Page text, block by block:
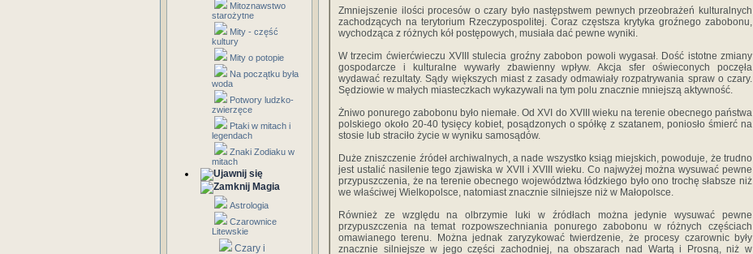
Mitoznawstwo
starożytne
Mity - część
kultury
Mity o potopie
Na początku była
woda
Potwory ludzko-
zwierzęce
Ptaki w mitach i
legendach
Znaki Zodiaku w
mitach
Magia
Astrologia
Czarownice
Litewskie
Czary i
Zmniejszenie ilości procesów o czary było następstwem pewnych przeobrażeń kulturalnych
zachodzących na terytorium Rzeczypospolitej. Coraz częstsza krytyka groźnego zabobonu,
wychodząca z różnych kół postępowych, musiała dać pewne wyniki.
W trzecim ćwierćwieczu XVIII stulecia groźny zabobon powoli wygasał. Dość istotne zmiany
gospodarcze i kulturalne wywarły zbawienny wpływ. Akcja sfer oświeconych poczęła
wydawać rezultaty. Sądy większych miast z zasady odmawiały rozpatrywania spraw o czary.
Sędziowie w małych miasteczkach wykazywali na tym polu znacznie mniejszą aktywność.
Żniwo ponurego zabobonu było niemałe. Od XVI do XVIII wieku na terenie obecnego państwa
polskiego około 20-40 tysięcy kobiet, posądzonych o spółkę z szatanem, poniosło śmierć na
stosie lub straciło życie w wyniku samosądów.
Duże zniszczenie źródeł archiwalnych, a nade wszystko ksiąg miejskich, powoduje, że trudno
jest ustalić nasilenie tego zjawiska w XVII i XVIII wieku. Co najwyżej można wysuwać pewne
przypuszczenia, że na terenie obecnego województwa łódzkiego było ono trochę słabsze niż
we właściwej Wielkopolsce, natomiast znacznie silniejsze niż w Małopolsce.
Również ze względu na olbrzymie luki w źródłach można jedynie wysuwać pewne
przypuszczenia na temat rozpowszechniania ponurego zabobonu w różnych częściach
omawianego terenu. Można jednak zaryzykować twierdzenie, że procesy czarownic były
znacznie silniejsze w jego części zachodniej, na obszarach nad Wartą i Prosną, niż w